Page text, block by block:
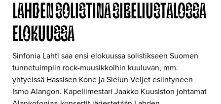
LAHDEN SOLISTINA SIBELIUSTALOSSA
ELOKUUSSA
Sinfonia Lahti saa ensi elokuussa solistikseen Suomen
tunnetuimpiin rock-muusikkoihin kuuluvan, mm.
yhtyeissä Hassisen Kone ja Sielun Veljet esiintyneen
Ismo Alangon. Kapellimestari Jaakko Kuusiston johtamat